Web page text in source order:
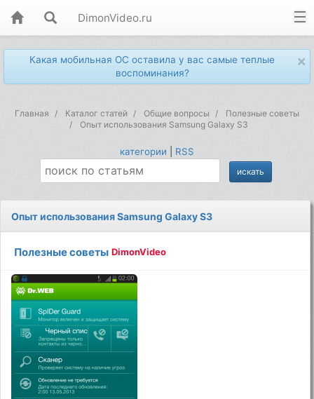
DimonVideo.ru
×
Какая мобильная ОС оставила у вас самые теплые
воспоминания?
Главная Каталог статей Общие вопросы
Полезные советы
Опыт использования Samsung Galaxy S3
категории RSS
Опыт использования Samsung Galaxy S3
Полезные советы DimonVideo